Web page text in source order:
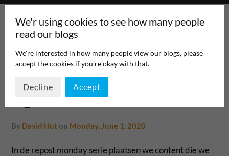
Repost Monday: EUC
Optimalisatie
by David Hut on Monday, June 1, 2020
In de repost monday serie plaatsen we content die we
We'r using cookies to see how many people
read our blogs
We're interested in how many people view our blogs, please
accept the cookies if you're okay with that.
Decline Accept